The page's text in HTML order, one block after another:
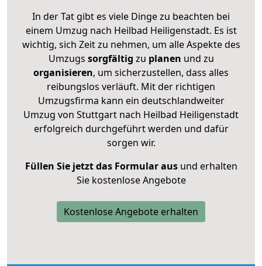
In der Tat gibt es viele Dinge zu beachten bei
einem Umzug nach Heilbad Heiligenstadt. Es ist
wichtig, sich Zeit zu nehmen, um alle Aspekte des
Umzugs sorgfältig zu planen und zu
organisieren, um sicherzustellen, dass alles
reibungslos verläuft. Mit der richtigen
Umzugsfirma kann ein deutschlandweiter
Umzug von Stuttgart nach Heilbad Heiligenstadt
erfolgreich durchgeführt werden und dafür
sorgen wir.
Füllen Sie jetzt das Formular ausund erhalten
Sie kostenlose Angebote
Kostenlose Angebote erhalten